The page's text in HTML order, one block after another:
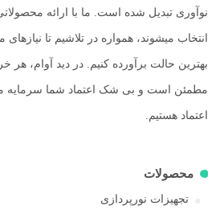
نوآوری تبدیل شده است. ما با ارائه
انتخاب میشوند، همواره در تلاشیم تا نیازهای
بهترین حالت برآورده کنیم. در دید آوام،
مطمئن است و بی شک اعتماد شما سرمایه
اعتماد هستیم.
محصولات
تجهیزات نورپردازی